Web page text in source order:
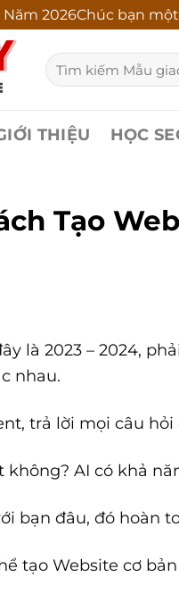
Năm 2026Chúc bạn
Tìm
kiếm:
THIỆU HỌC
Tạo
là 2023 – 2024,
nhau.
, trả lời mọi câu
không? AI có khả
bạn đâu, đó hoàn
tạo Website cơ